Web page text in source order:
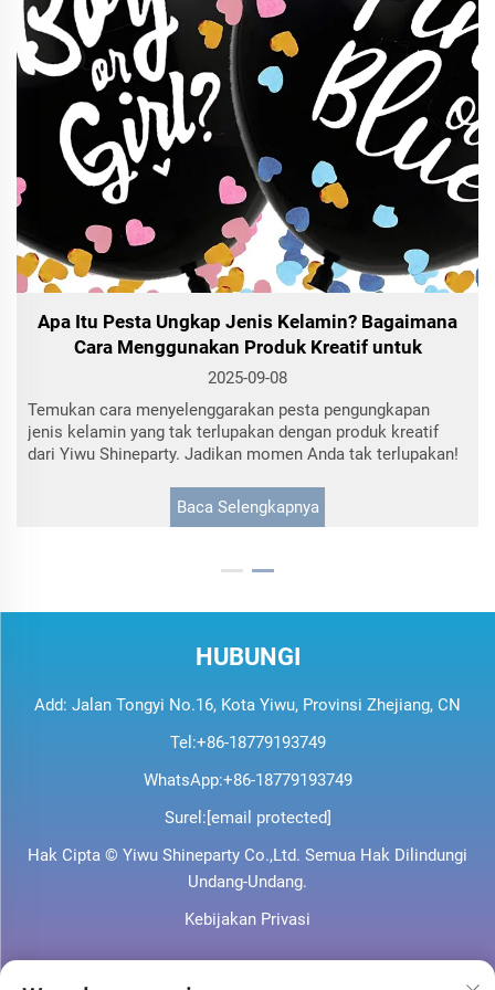
Baca Selengkapnya
HUBUNGI
Add: Jalan Tongyi No.16, Kota Yiwu, Provinsi Zhejiang, CN
Tel:+86-18779193749
WhatsApp:+86-18779193749
Surel:[email protected]
Hak Cipta © Yiwu Shineparty Co.,Ltd. Semua Hak Dilindungi
Undang-Undang.
Kebijakan Privasi